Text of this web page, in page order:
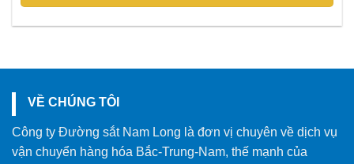
VỀ CHÚNG TÔI
Công ty Đường sắt Nam Long là đơn vị chuyên về dịch vụ
vận chuyển hàng hóa Bắc-Trung-Nam, thế mạnh của